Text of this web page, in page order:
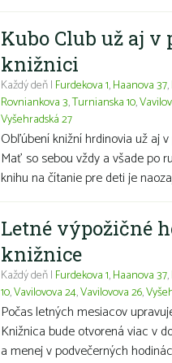
Kubo Club už aj v
knižnici
Každý deň | Furdekova 1,Haanova 37,
Rovniankova 3,Turnianska 10,
Vyšehradská 27
Obľúbení knižní hrdinovia už aj
Mať so sebou vždy a všade po
knihu na čítanie pre deti je
Letné výpožičné
knižnice
Každý deň | Furdekova 1,Haanova 37,
10,Vavilovova 24,Vavilovova 26,
Počas letných mesiacov
Knižnica bude otvorená viac v
a menej v podvečerných